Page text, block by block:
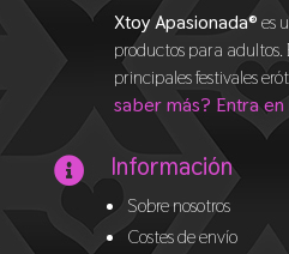
Xtoy Apasionada®es
productos para adultos.
principales festivales
saber más? Entra
 Información
Sobre nosotros
Costes de envío